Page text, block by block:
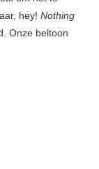
hey! Nothing
Onze beltoon